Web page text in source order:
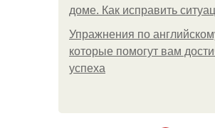
доме. Как исправить
Упражнения по
которые помогут вам
успеха